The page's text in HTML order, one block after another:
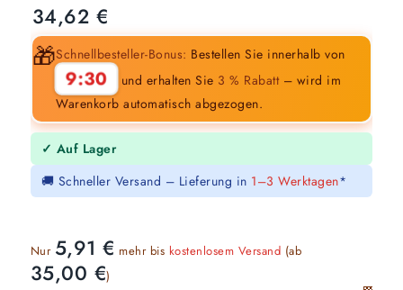
34,62 €
🎁Schnellbesteller-Bonus: Bestellen Sie innerhalb von
9:29 und erhalten Sie 3 % Rabatt– wird im
Warenkorb automatisch abgezogen.
✓ Auf Lager
🚚 Schneller Versand – Lieferung in 1–3 Werktagen*
Nur 5,91€ mehr bis kostenlosem Versand (ab
35,00 €)